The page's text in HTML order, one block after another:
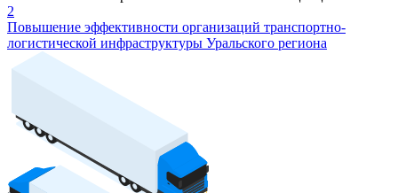
2
Повышение эффективности организаций транспортно-
логистической инфраструктуры Уральского региона